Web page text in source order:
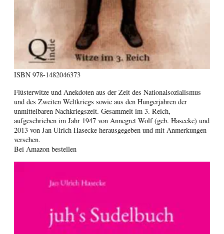
ISBN 978-1482046373
Flüsterwitze und Anekdoten aus der Zeit des Nationalsozialismus
und des Zweiten Weltkriegs sowie aus den Hungerjahren der
unmittelbaren Nachkriegszeit. Gesammelt im 3. Reich,
aufgeschrieben im Jahr 1947 von Annegret Wolf (geb. Hasecke) und
2013 von Jan Ulrich Hasecke herausgegeben und mit Anmerkungen
versehen.
Bei Amazon bestellen